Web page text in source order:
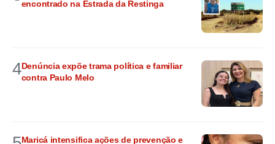
encontrado na Estrada da Restinga
4Denúncia expõe trama política e familiar
contra Paulo Melo
Maricá intensifica ações de prevenção e